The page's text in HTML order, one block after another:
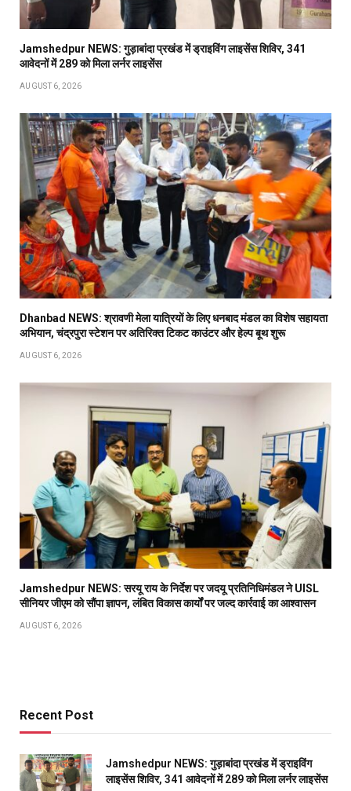
Jamshedpur NEWS: गुड़ाबांदा प्रखंड में ड्राइविंग लाइसेंस शिविर, 341
आवेदनों में 289 को मिला लर्नर लाइसेंस
AUGUST 6, 2026
Dhanbad NEWS: श्रावणी मेला यात्रियों के लिए धनबाद मंडल का विशेष सहायता
अभियान, चंद्रपुरा स्टेशन पर अतिरिक्त टिकट काउंटर और हेल्प बूथ शुरू
AUGUST 6, 2026
Jamshedpur NEWS: सरयू राय के निर्देश पर जदयू प्रतिनिधिमंडल ने UISL
सीनियर जीएम को सौंपा ज्ञापन, लंबित विकास कार्यों पर जल्द कार्रवाई का आश्वासन
AUGUST 6, 2026
Recent Post
Jamshedpur NEWS: गुड़ाबांदा प्रखंड में ड्राइविंग
लाइसेंस शिविर, 341 आवेदनों में 289 को मिला लर्नर लाइसेंस